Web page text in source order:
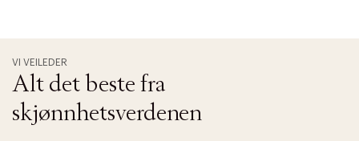
VI VEILEDER
Alt det beste fra
skjønnhetsverdenen